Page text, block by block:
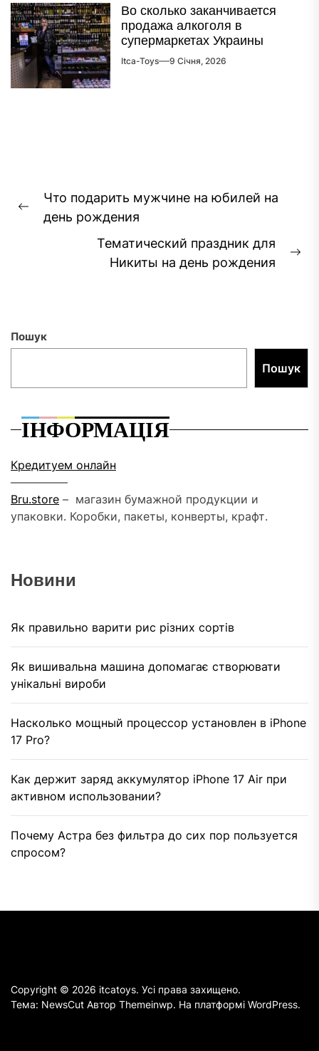
Во сколько заканчивается
продажа алкоголя в
супермаркетах Украины
Itca-Toys 9 Січня, 2026
Навігація
записів
Попередній
Что подарить мужчине на юбилей на
день рождения
Тематический праздник для
Никиты на день рождения
Пошук
Пошук
ІНФОРМАЦІЯ
Кредитуем онлайн
––––––––––
Bru.store – магазин бумажной продукции и
упаковки. Коробки, пакеты, конверты, крафт.
Новини
Як правильно варити рис різних сортів
Як вишивальна машина допомагає створювати
унікальні вироби
Насколько мощный процессор установлен в iPhone
17 Pro?
Как держит заряд аккумулятор iPhone 17 Air при
активном использовании?
Почему Астра без фильтра до сих пор пользуется
спросом?
Copyright © 2026 itcatoys. Усі права захищено.
Тема: NewsCut Автор Themeinwp. На платформі WordPress.